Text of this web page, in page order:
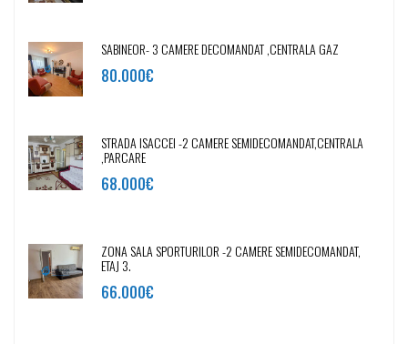
SABINEOR- 3 CAMERE DECOMANDAT ,CENTRALA GAZ
80.000€
STRADA ISACCEI -2 CAMERE SEMIDECOMANDAT,CENTRALA
,PARCARE
68.000€
ZONA SALA SPORTURILOR -2 CAMERE SEMIDECOMANDAT,
ETAJ 3.
66.000€